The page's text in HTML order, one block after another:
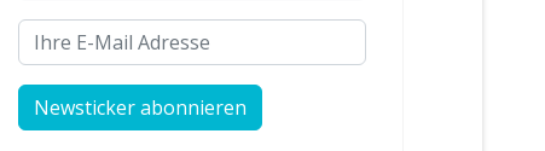
Ihre E-Mail Adresse